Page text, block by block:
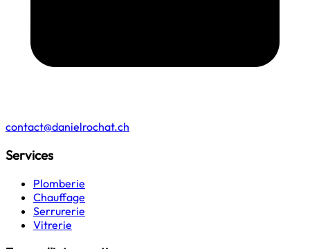
contact@danielrochat.ch
Services
Plomberie
Chauffage
Serrurerie
Vitrerie